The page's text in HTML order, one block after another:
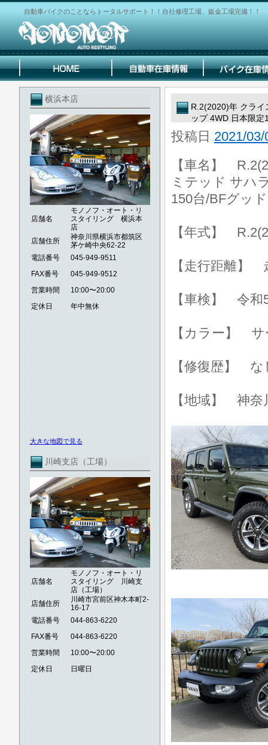
自動車バイクのことならトータルサポート！！自社修理工場、鈑金工場完備！！
横浜本店
店舗名
モノノフ・オート・リ
スタイリング 横浜本
店
店舗住所
神奈川県横浜市都筑区
茅ケ崎中央62-22
電話番号
045-949-9511
FAX番号
045-949-9512
営業時間
10:00〜20:00
定休日
年中無休
大きな地図で見る
川崎支店（工場）
店舗名
モノノフ・オート・リ
スタイリング 川崎支
店（工場）
店舗住所
川崎市宮前区神木本町2-
16-17
電話番号
044-863-6220
FAX番号
044-863-6220
営業時間
10:00〜20:00
定休日
日曜日
R.2(2020)年 クライ
ップ 4WD 日本限
投稿日 2021/03/
【車名】
ミテッド サハ
150台/BFグッ
【年式】
【走行距離】
【車検】 令和
【カラー】
【修復歴】 な
【地域】 神奈